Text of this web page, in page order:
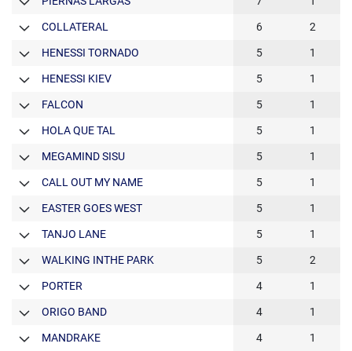
COLLATERAL 6 2
HENESSI TORNADO 5 1
HENESSI KIEV 5 1
FALCON 5 1
HOLA QUE TAL 5 1
MEGAMIND SISU 5 1
CALL OUT MY NAME 5 1
EASTER GOES WEST 5 1
TANJO LANE 5 1
WALKING INTHE PARK 5 2
PORTER 4 1
ORIGO BAND 4 1
MANDRAKE 4 1